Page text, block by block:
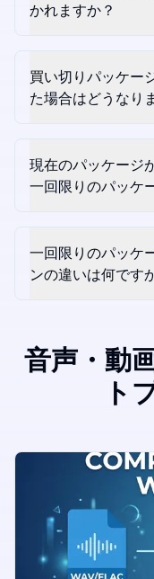
かれますか？
買い切りパッケー
た場合はどうなり
現在のパッケージ
一回限りのパッケ
一回限りのパッケ
ンの違いは何です
音声・動
ト